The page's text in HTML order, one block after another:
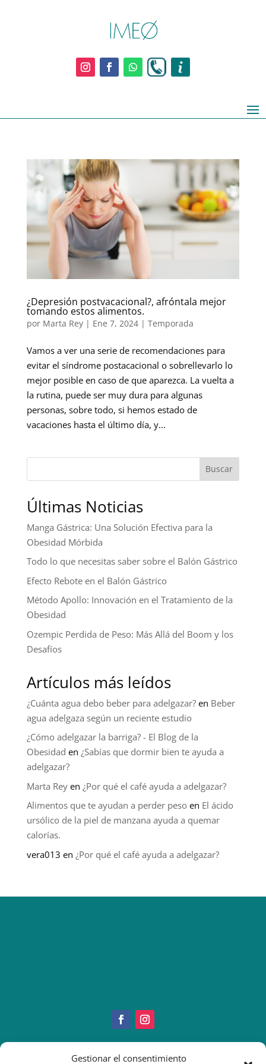
Gestionar el consentimiento
¿Depresión postvacacional?, afróntala mejor
tomando estos alimentos.
por Marta Rey| Ene 7, 2024| Temporada
Vamos a ver una serie de recomendaciones para
evitar el síndrome postacacional o sobrellevarlo lo
mejor posible en caso de que aparezca. La vuelta a
la rutina, puede ser muy dura para algunas
personas, sobre todo, si hemos estado de
vacaciones hasta el último día, y...
Buscar
Últimas Noticias
Manga Gástrica: Una Solución Efectiva para la
Obesidad Mórbida
Todo lo que necesitas saber sobre el Balón Gástrico
Efecto Rebote en el Balón Gástrico
Método Apollo: Innovación en el Tratamiento de la
Obesidad
Ozempic Perdida de Peso: Más Allá del Boom y los
Desafíos
Artículos más leídos
¿Cuánta agua debo beber para adelgazar?en Beber
agua adelgaza según un reciente estudio
¿Cómo adelgazar la barriga? - El Blog de la
Obesidad en ¿Sabías que dormir bien te ayuda a
adelgazar?
Marta Reyen ¿Por qué el café ayuda a adelgazar?
Alimentos que te ayudan a perder pesoen El ácido
ursólico de la piel de manzana ayuda a quemar
calorías.
vera013 en ¿Por qué el café ayuda a adelgazar?
Copyright © 2022 IMEOInformación Paciente